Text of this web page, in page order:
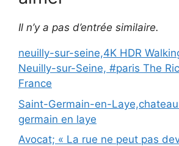
Il n’y a pas d’entrée similaire.
neuilly-sur-seine,4K HDR
Neuilly-sur-Seine, #paris The
France
Saint-Germain-en-
germain en laye
Avocat; « La rue ne peut pas